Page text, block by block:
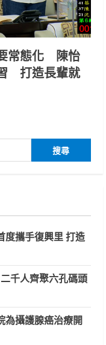
常態化 陳怡
打造長輩就
度攜手復興里 打造
千人齊聚六孔碼頭
為攝護腺癌治療開